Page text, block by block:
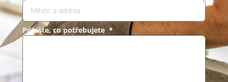
Popište, co potřebujete *